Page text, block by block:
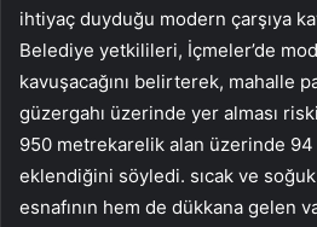
ihtiyaç duyduğu modern çarşıya
Belediye yetkilileri, İçmeler’de
kavuşacağını belirterek, mahalle
güzergahı üzerinde yer alması
950 metrekarelik alan üzerinde 94
eklendiğini söyledi. sıcak ve
esnafının hem de dükkana gelen